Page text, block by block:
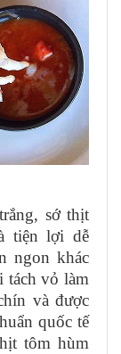
sớ thịt
tiện lợi dễ
ngon khác
tách vỏ làm
và được
quốc tế
tôm hùm